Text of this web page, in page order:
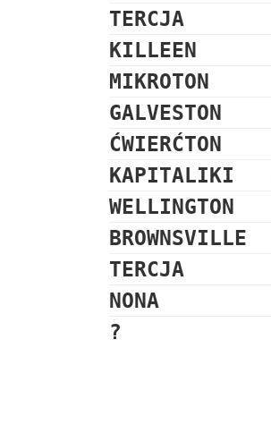
TERCJA
KILLEEN
MIKROTON
GALVESTON
ĆWIERĆTON
KAPITALIKI
WELLINGTON
BROWNSVILLE
TERCJA
NONA
?